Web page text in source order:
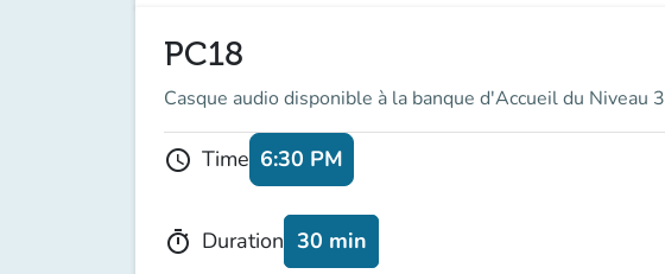
PC18
Casque audio disponible à la banque d'Accueil du Niveau 3
schedule Time 6:30 PM
timer Duration 30 min